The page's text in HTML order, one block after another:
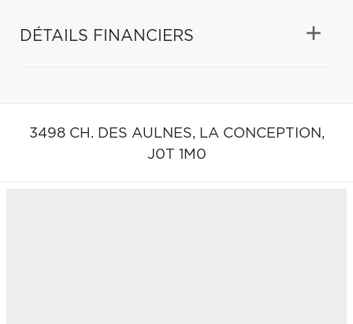
DÉTAILS FINANCIERS
3498 CH. DES AULNES, LA CONCEPTION,
J0T 1M0